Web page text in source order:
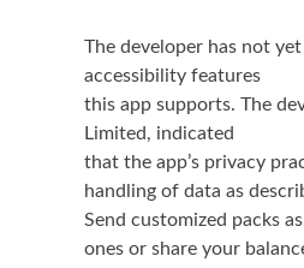
The developer has not
accessibility features
this app supports. The
Limited, indicated
that the app’s privacy
handling of data as
Send customized packs
ones or share your